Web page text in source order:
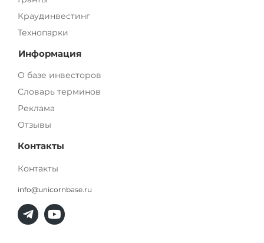
Краудинвестинг
Технопарки
Информация
О базе инвесторов
Словарь терминов
Реклама
Отзывы
Контакты
Контакты
info@unicornbase.ru